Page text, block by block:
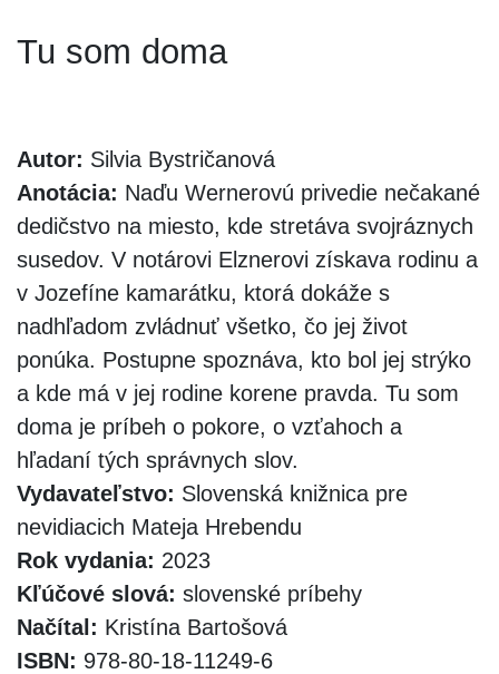
Tu som doma
Autor: Silvia Bystričanová
Anotácia: Naďu Wernerovú privedie nečakané
dedičstvo na miesto, kde stretáva svojráznych
susedov. V notárovi Elznerovi získava rodinu a
v Jozefíne kamarátku, ktorá dokáže s
nadhľadom zvládnuť všetko, čo jej život
ponúka. Postupne spoznáva, kto bol jej strýko
a kde má v jej rodine korene pravda. Tu som
doma je príbeh o pokore, o vzťahoch a
hľadaní tých správnych slov.
Vydavateľstvo: Slovenská knižnica pre
nevidiacich Mateja Hrebendu
Rok vydania: 2023
Kľúčové slová: slovenské príbehy
Načítal: Kristína Bartošová
ISBN: 978-80-18-11249-6